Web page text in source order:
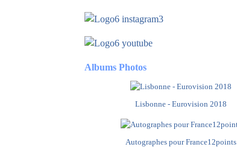
Albums Photos
Lisbonne - Eurovision 2018
Autographes pour France12points